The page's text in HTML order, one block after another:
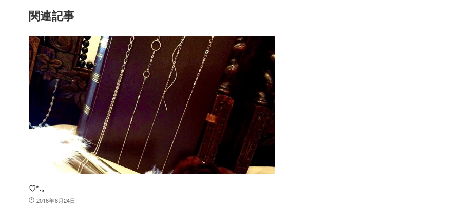
関連記事
♡*.。
2016年8月24日